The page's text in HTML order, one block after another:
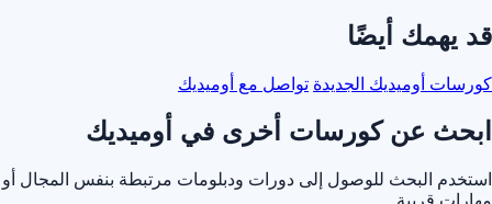
قد يهمك أيضًا
كورسات أوميديك الجديدة تواصل مع أوميديك
ابحث عن كورسات أخرى في أوميديك
استخدم البحث للوصول إلى دورات ودبلومات مرتبطة بنفس المجال أو
مهارات قريبة.